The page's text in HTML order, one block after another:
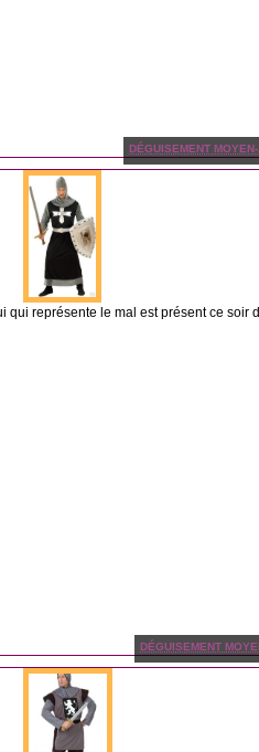
DÉGUISEMENT
qui représente le mal est présent ce soir
DÉGUISEMENT